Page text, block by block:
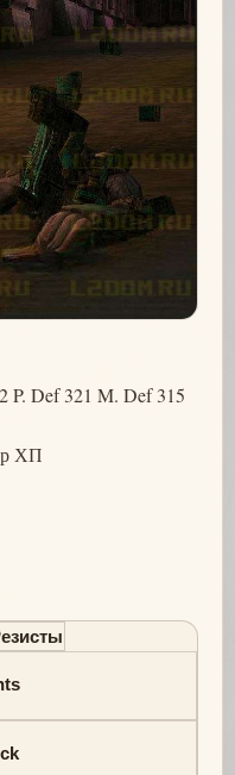
P. Def 321 M. Def 315
ХП